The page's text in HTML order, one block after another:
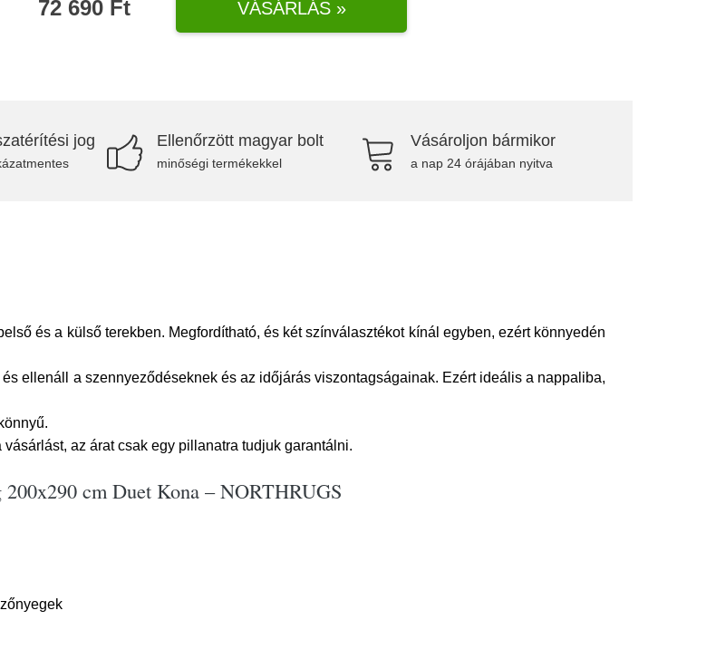
72 690 Ft VÁSÁRLÁS »
jog Ellenőrzött magyar bolt
minőségi termékekkel
Vásároljon bármikor
a nap 24 órájában nyitva
és a külső terekben. Megfordítható, és két színválasztékot kínál egyben, ezért könnyedén
ellenáll a szennyeződéseknek és az időjárás viszontagságainak. Ezért ideális a nappaliba,
az árat csak egy pillanatra tudjuk garantálni.
cm Duet Kona – NORTHRUGS